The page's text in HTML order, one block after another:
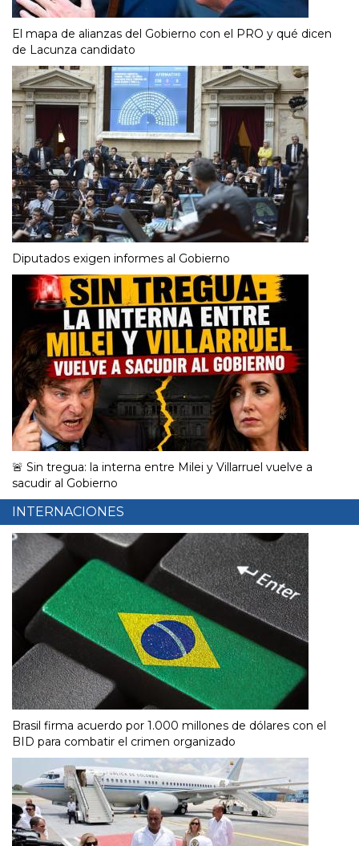
El mapa de alianzas del Gobierno con el PRO y qué dicen
de Lacunza candidato
Diputados exigen informes al Gobierno
🚨 Sin tregua: la interna entre Milei y Villarruel vuelve a
sacudir al Gobierno
INTERNACIONES
Brasil firma acuerdo por 1.000 millones de dólares con el
BID para combatir el crimen organizado